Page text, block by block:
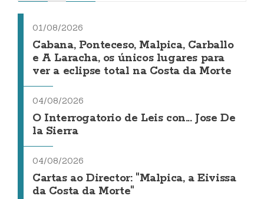
01/08/2026
Cabana, Ponteceso, Malpica, Carballo
e A Laracha, os únicos lugares para
ver a eclipse total na Costa da Morte
04/08/2026
O Interrogatorio de Leis con... Jose De
la Sierra
04/08/2026
Cartas ao Director: "Malpica, a Eivissa
da Costa da Morte"